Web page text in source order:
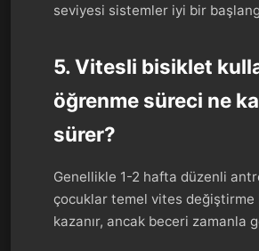
seviyesi sistemler iyi bir
5. Vitesli bisiklet
öğrenme süreci ne
sürer?
Genellikle 1-2 hafta düzenli
çocuklar temel vites değiştirme
kazanır, ancak beceri zamanla